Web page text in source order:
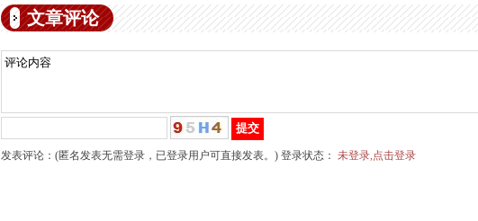
文章评论
发表评论：(匿名发表无需登录，已登录用户可直接发表。) 登录状态： 未登录,点击登录